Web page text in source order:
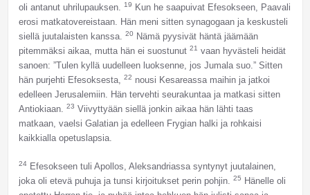
oli antanut uhrilupauksen. 19
Kun he saapuivat Efesokseen, Paavali
erosi matkatovereistaan. Hän meni sitten synagogaan ja keskusteli
siellä juutalaisten kanssa. 20
Nämä pyysivät häntä jäämään
pitemmäksi aikaa, mutta hän ei suostunut 21 vaan hyvästeli heidät
sanoen: ”Tulen kyllä uudelleen luoksenne, jos Jumala suo.” Sitten
hän purjehti Efesoksesta, 22 nousi Kesareassa maihin ja jatkoi
edelleen Jerusalemiin. Hän tervehti seurakuntaa ja matkasi sitten
Antiokiaan. 23 Viivyttyään siellä jonkin aikaa hän lähti taas
matkaan, vaelsi Galatian ja edelleen Frygian halki ja rohkaisi
kaikkialla opetuslapsia.
24Efesokseen tuli Apollos, Aleksandriassa syntynyt juutalainen,
joka oli etevä puhuja ja tunsi kirjoitukset perin pohjin. 25
Hänelle oli